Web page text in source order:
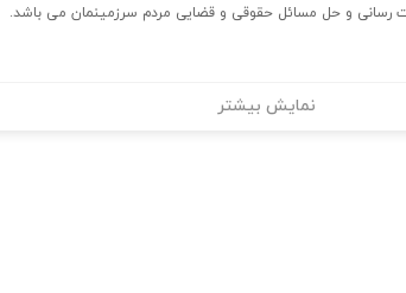
رسانی و حل مسائل حقوقی و قضایی مردم سرزمینمان می باشد.
نمایش بیشتر